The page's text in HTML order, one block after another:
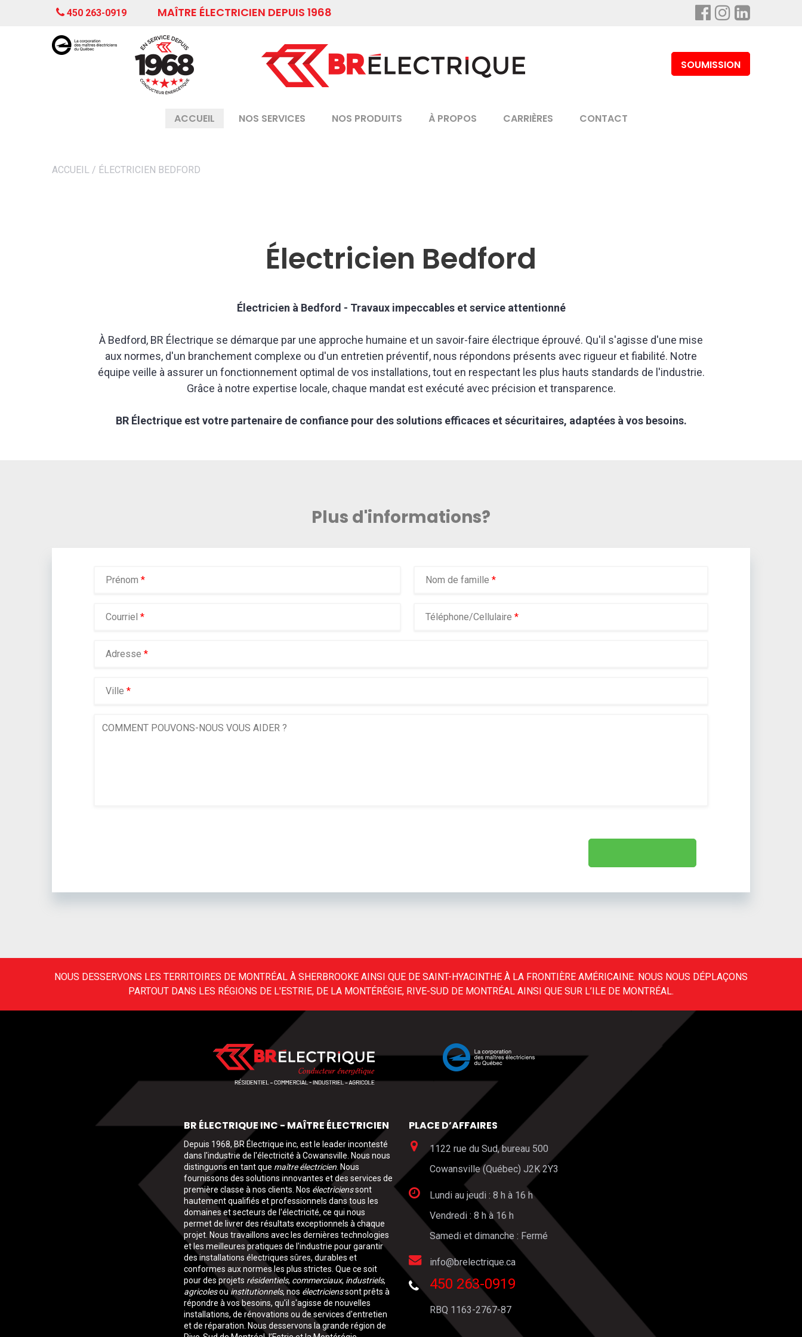
450 263-0919 MAÎTRE ÉLECTRICIEN DEPUIS 1968
SOUMISSION
ACCUEIL NOS SERVICES NOS PRODUITS À PROPOS CARRIÈRES CONTACT
ACCUEIL / ÉLECTRICIEN BEDFORD
Électricien Bedford
Électricien à Bedford - Travaux impeccables et service attentionné
À Bedford, BR Électrique se démarque par une approche humaine et un savoir-faire électrique éprouvé. Qu'il s'agisse d'une mise
aux normes, d'un branchement complexe ou d'un entretien préventif, nous répondons présents avec rigueur et fiabilité. Notre
équipe veille à assurer un fonctionnement optimal de vos installations, tout en respectant les plus hauts standards de l'industrie.
Grâce à notre expertise locale, chaque mandat est exécuté avec précision et transparence.
BR Électrique est votre partenaire de confiance pour des solutions efficaces et sécuritaires, adaptées à vos besoins.
Plus d'informations?
Prénom * Nom de famille *
Courriel * Téléphone/Cellulaire *
Adresse *
Ville *
NOUS DESSERVONS LES TERRITOIRES DE MONTRÉAL À SHERBROOKE AINSI QUE DE SAINT-HYACINTHE À LA FRONTIÈRE AMÉRICAINE. NOUS NOUS DÉPLAÇONS
PARTOUT DANS LES RÉGIONS DE L'ESTRIE, DE LA MONTÉRÉGIE, RIVE-SUD DE MONTRÉAL AINSI QUE SUR L’ILE DE MONTRÉAL.
BR ÉLECTRIQUE INC - MAÎTRE ÉLECTRICIEN
Depuis 1968, BR Électrique inc, est le leader incontesté
dans l'industrie de l'électricité à Cowansville. Nous nous
distinguons en tant que maître électricien. Nous
fournissons des solutions innovantes et des services de
première classe à nos clients. Nos électricienssont
hautement qualifiés et professionnels dans tous les
domaines et secteurs de l'électricité, ce qui nous
permet de livrer des résultats exceptionnels à chaque
projet. Nous travaillons avec les dernières technologies
et les meilleures pratiques de l'industrie pour garantir
des installations électriques sûres, durables et
conformes aux normes les plus strictes. Que ce soit
pour des projets résidentiels, commerciaux, industriels,
agricolesouinstitutionnels, nos électricienssont prêts à
répondre à vos besoins, qu'il s'agisse de nouvelles
installations, de rénovations ou de services d'entretien
et de réparation. Nous desservons la grande région de
PLACE D’AFFAIRES
1122 rue du Sud, bureau 500
Cowansville (Québec) J2K 2Y3
Lundi au jeudi : 8 h à 16 h
Vendredi : 8 h à 16 h
Samedi et dimanche : Fermé
info@brelectrique.ca
450 263-0919
RBQ 1163-2767-87